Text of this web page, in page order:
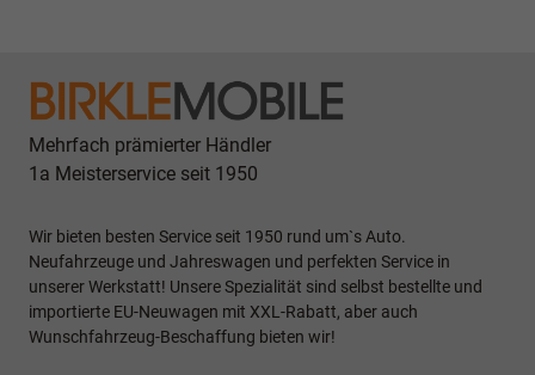
Mehrfach prämierter Händler
1a Meisterservice seit 1950
Wir bieten besten Service seit 1950 rund um`s Auto.
Neufahrzeuge und Jahreswagen und perfekten Service in
unserer Werkstatt! Unsere Spezialität sind selbst bestellte und
importierte EU-Neuwagen mit XXL-Rabatt, aber auch
Wunschfahrzeug-Beschaffung bieten wir!